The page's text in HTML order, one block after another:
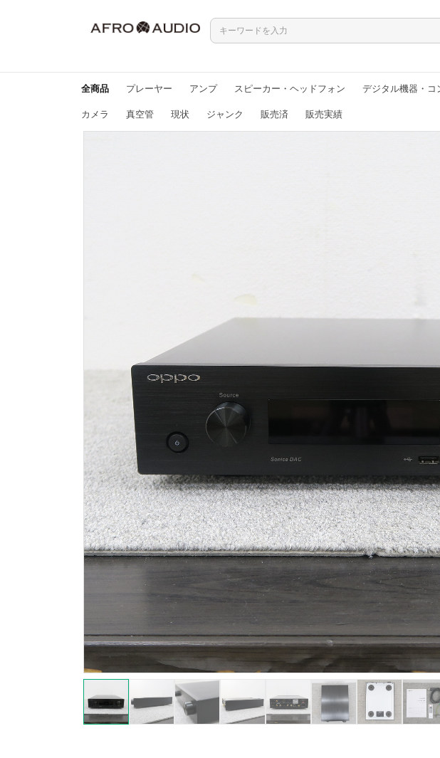
全商品 プレーヤー アンプ スピーカー・ヘッドフォン デジタル機器・コ
カメラ 真空管 現状 ジャンク 販売済 販売実績